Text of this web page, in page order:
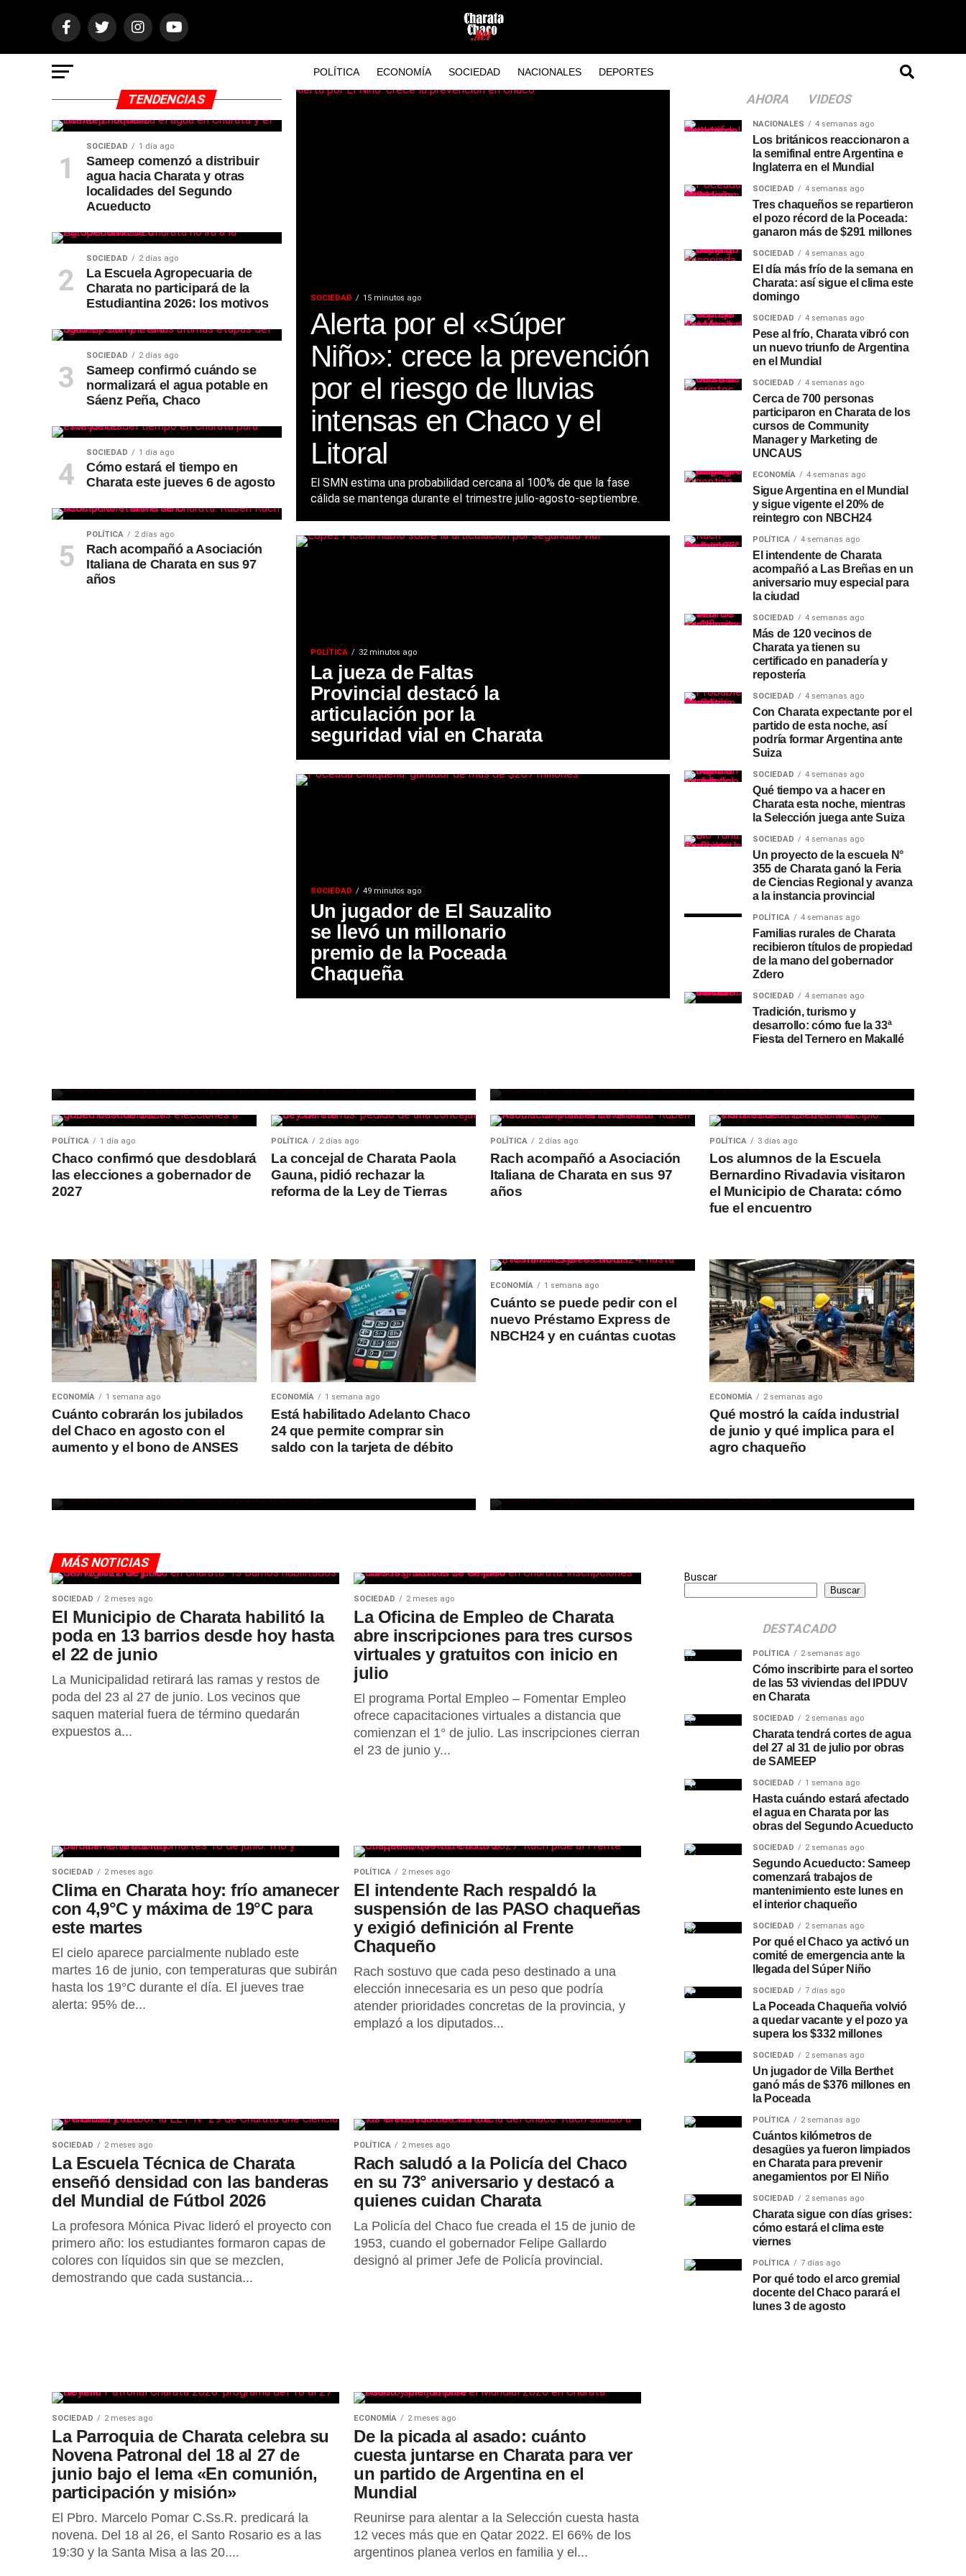
POLÍTICA ECONOMÍA SOCIEDAD NACIONALES DEPORTES
SOCIEDAD 15 minutos ago
Alerta por el «Súper
Niño»: crece la prevención
por el riesgo de lluvias
intensas en Chaco y el
Litoral
El SMN estima una probabilidad cercana al 100% de que la fase
cálida se mantenga durante el trimestre julio-agosto-septiembre.
POLÍTICA 32 minutos ago
La jueza de Faltas
Provincial destacó la
articulación por la
seguridad vial en Charata
SOCIEDAD 49 minutos ago
Un jugador de El Sauzalito
se llevó un millonario
premio de la Poceada
Chaqueña
TENDENCIAS
SOCIEDAD 1 día ago
Sameep comenzó a distribuir
agua hacia Charata y otras
localidades del Segundo
Acueducto
SOCIEDAD 2 días ago
La Escuela Agropecuaria de
Charata no participará de la
Estudiantina 2026: los motivos
SOCIEDAD 2 días ago
Sameep confirmó cuándo se
normalizará el agua potable en
Sáenz Peña, Chaco
SOCIEDAD 1 día ago
Cómo estará el tiempo en
Charata este jueves 6 de agosto
POLÍTICA 2 días ago
Rach acompañó a Asociación
Italiana de Charata en sus 97
años
AHORA VIDEOS
NACIONALES 4 semanas ago
Los británicos reaccionaron a
la semifinal entre Argentina e
Inglaterra en el Mundial
SOCIEDAD 4 semanas ago
Tres chaqueños se repartieron
el pozo récord de la Poceada:
ganaron más de $291 millones
SOCIEDAD 4 semanas ago
El día más frío de la semana en
Charata: así sigue el clima este
domingo
SOCIEDAD 4 semanas ago
Pese al frío, Charata vibró con
un nuevo triunfo de Argentina
en el Mundial
SOCIEDAD 4 semanas ago
Cerca de 700 personas
participaron en Charata de los
cursos de Community
Manager y Marketing de
UNCAUS
ECONOMÍA 4 semanas ago
Sigue Argentina en el Mundial
y sigue vigente el 20% de
reintegro con NBCH24
POLÍTICA 4 semanas ago
El intendente de Charata
acompañó a Las Breñas en un
aniversario muy especial para
la ciudad
SOCIEDAD 4 semanas ago
Más de 120 vecinos de
Charata ya tienen su
certificado en panadería y
repostería
SOCIEDAD 4 semanas ago
Con Charata expectante por el
partido de esta noche, así
podría formar Argentina ante
Suiza
SOCIEDAD 4 semanas ago
Qué tiempo va a hacer en
Charata esta noche, mientras
la Selección juega ante Suiza
SOCIEDAD 4 semanas ago
Un proyecto de la escuela N°
355 de Charata ganó la Feria
de Ciencias Regional y avanza
a la instancia provincial
POLÍTICA 4 semanas ago
Familias rurales de Charata
recibieron títulos de propiedad
de la mano del gobernador
Zdero
SOCIEDAD 4 semanas ago
Tradición, turismo y
desarrollo: cómo fue la 33ª
Fiesta del Ternero en Makallé
Rach encabezó una reunión
POLÍTICA 1 día ago
Chaco confirmó que desdoblará
las elecciones a gobernador de
2027
POLÍTICA 2 días ago
La concejal de Charata Paola
Gauna, pidió rechazar la
reforma de la Ley de Tierras
POLÍTICA 2 días ago
Rach acompañó a Asociación
Italiana de Charata en sus 97
años
POLÍTICA 3 días ago
Los alumnos de la Escuela
Bernardino Rivadavia visitaron
el Municipio de Charata: cómo
fue el encuentro
ECONOMÍA 1 semana ago
Cuánto cobrarán los jubilados
del Chaco en agosto con el
aumento y el bono de ANSES
ECONOMÍA 1 semana ago
Está habilitado Adelanto Chaco
24 que permite comprar sin
saldo con la tarjeta de débito
ECONOMÍA 1 semana ago
Cuánto se puede pedir con el
nuevo Préstamo Express de
NBCH24 y en cuántas cuotas
ECONOMÍA 2 semanas ago
Qué mostró la caída industrial
de junio y qué implica para el
agro chaqueño
SOCIEDAD 2 horas ago
Cómo estará el tiempo en
Charata este viernes 7 de
El Municipio de Charata
trabajó para reparar los
sectores afectados por la
MÁS NOTICIAS
SOCIEDAD 2 meses ago
El Municipio de Charata habilitó la
poda en 13 barrios desde hoy hasta
el 22 de junio
La Municipalidad retirará las ramas y restos de
poda del 23 al 27 de junio. Los vecinos que
saquen material fuera de término quedarán
expuestos a...
SOCIEDAD 2 meses ago
La Oficina de Empleo de Charata
abre inscripciones para tres cursos
virtuales y gratuitos con inicio en
julio
El programa Portal Empleo – Fomentar Empleo
ofrece capacitaciones virtuales a distancia que
comienzan el 1° de julio. Las inscripciones cierran
el 23 de junio y...
SOCIEDAD 2 meses ago
Clima en Charata hoy: frío amanecer
con 4,9°C y máxima de 19°C para
este martes
El cielo aparece parcialmente nublado este
martes 16 de junio, con temperaturas que subirán
hasta los 19°C durante el día. El jueves trae
alerta: 95% de...
POLÍTICA 2 meses ago
El intendente Rach respaldó la
suspensión de las PASO chaqueñas
y exigió definición al Frente
Chaqueño
Rach sostuvo que cada peso destinado a una
elección innecesaria es un peso que podría
atender prioridades concretas de la provincia, y
emplazó a los diputados...
SOCIEDAD 2 meses ago
La Escuela Técnica de Charata
enseñó densidad con las banderas
del Mundial de Fútbol 2026
La profesora Mónica Pivac lideró el proyecto con
primero año: los estudiantes formaron capas de
colores con líquidos sin que se mezclen,
demostrando que cada sustancia...
POLÍTICA 2 meses ago
Rach saludó a la Policía del Chaco
en su 73° aniversario y destacó a
quienes cuidan Charata
La Policía del Chaco fue creada el 15 de junio de
1953, cuando el gobernador Felipe Gallardo
designó al primer Jefe de Policía provincial.
SOCIEDAD 2 meses ago
La Parroquia de Charata celebra su
Novena Patronal del 18 al 27 de
junio bajo el lema «En comunión,
participación y misión»
El Pbro. Marcelo Pomar C.Ss.R. predicará la
novena. Del 18 al 26, el Santo Rosario es a las
19:30 y la Santa Misa a las 20....
ECONOMÍA 2 meses ago
De la picada al asado: cuánto
cuesta juntarse en Charata para ver
un partido de Argentina en el
Mundial
Reunirse para alentar a la Selección cuesta hasta
12 veces más que en Qatar 2022. El 66% de los
argentinos planea verlos en familia y el...
Buscar
Buscar
DESTACADO
POLÍTICA 2 semanas ago
Cómo inscribirte para el sorteo
de las 53 viviendas del IPDUV
en Charata
SOCIEDAD 2 semanas ago
Charata tendrá cortes de agua
del 27 al 31 de julio por obras
de SAMEEP
SOCIEDAD 1 semana ago
Hasta cuándo estará afectado
el agua en Charata por las
obras del Segundo Acueducto
SOCIEDAD 2 semanas ago
Segundo Acueducto: Sameep
comenzará trabajos de
mantenimiento este lunes en
el interior chaqueño
SOCIEDAD 2 semanas ago
Por qué el Chaco ya activó un
comité de emergencia ante la
llegada del Súper Niño
SOCIEDAD 7 días ago
La Poceada Chaqueña volvió
a quedar vacante y el pozo ya
supera los $332 millones
SOCIEDAD 2 semanas ago
Un jugador de Villa Berthet
ganó más de $376 millones en
la Poceada
POLÍTICA 2 semanas ago
Cuántos kilómetros de
desagües ya fueron limpiados
en Charata para prevenir
anegamientos por El Niño
SOCIEDAD 2 semanas ago
Charata sigue con días grises:
cómo estará el clima este
viernes
POLÍTICA 7 días ago
Por qué todo el arco gremial
docente del Chaco parará el
lunes 3 de agosto